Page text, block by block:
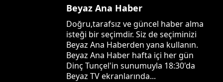
Beyaz Ana Haber
Doğru,tarafsız ve güncel haber alma
isteği bir seçimdir. Siz de seçiminizi
Beyaz Ana Haberden yana kullanın.
Beyaz Ana Haber hafta içi her gün
Dinç Tunçel'in sunumuyla 18:30'da
Beyaz TV ekranlarında...